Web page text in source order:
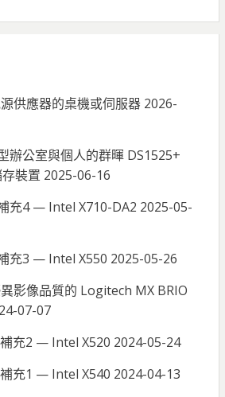
供應器的桌機或伺服器 2026-
辦公室與個人的群暉 DS1525+
裝置 2025-06-16
充4 — Intel X710-DA2 2025-05-
充3 — Intel X550 2025-05-26
影像品質的 Logitech MX BRIO
07-07
充2 — Intel X520 2024-05-24
充1 — Intel X540 2024-04-13